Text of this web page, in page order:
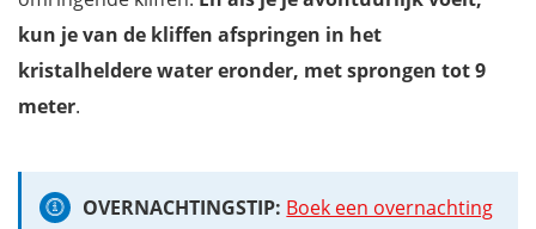
kun je van de kliffen afspringen in het
kristalheldere water eronder, met sprongen tot 9
meter.
OVERNACHTINGSTIP: Boek een overnachting